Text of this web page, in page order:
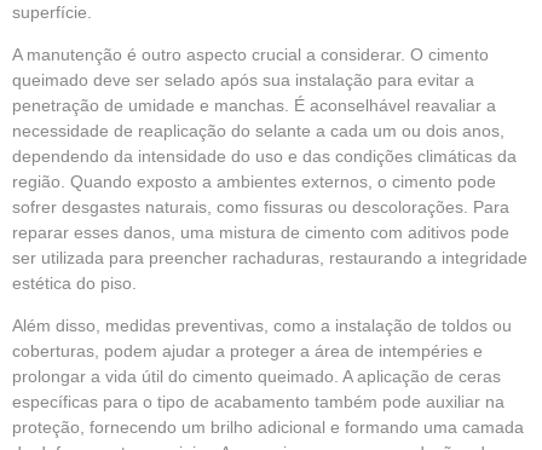
superfície.
A manutenção é outro aspecto crucial a considerar. O cimento
queimado deve ser selado após sua instalação para evitar a
penetração de umidade e manchas. É aconselhável reavaliar a
necessidade de reaplicação do selante a cada um ou dois anos,
dependendo da intensidade do uso e das condições climáticas da
região. Quando exposto a ambientes externos, o cimento pode
sofrer desgastes naturais, como fissuras ou descolorações. Para
reparar esses danos, uma mistura de cimento com aditivos pode
ser utilizada para preencher rachaduras, restaurando a integridade
estética do piso.
Além disso, medidas preventivas, como a instalação de toldos ou
coberturas, podem ajudar a proteger a área de intempéries e
prolongar a vida útil do cimento queimado. A aplicação de ceras
específicas para o tipo de acabamento também pode auxiliar na
proteção, fornecendo um brilho adicional e formando uma camada